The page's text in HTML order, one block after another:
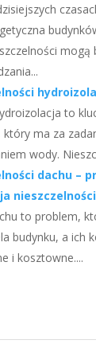
mogą
to
ma za
wody.
dachu –
to problem,
budynku, a ich
i kosztowne....